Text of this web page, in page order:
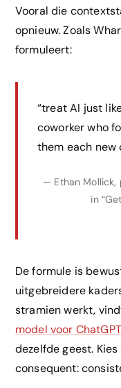
Vooral die
opnieuw. Zoals
formuleert:
“treat AI just
coworker who
them each new
— Ethan Mollick,
in
De formule is
uitgebreidere
stramien werkt,
model voor
dezelfde geest.
consequent: